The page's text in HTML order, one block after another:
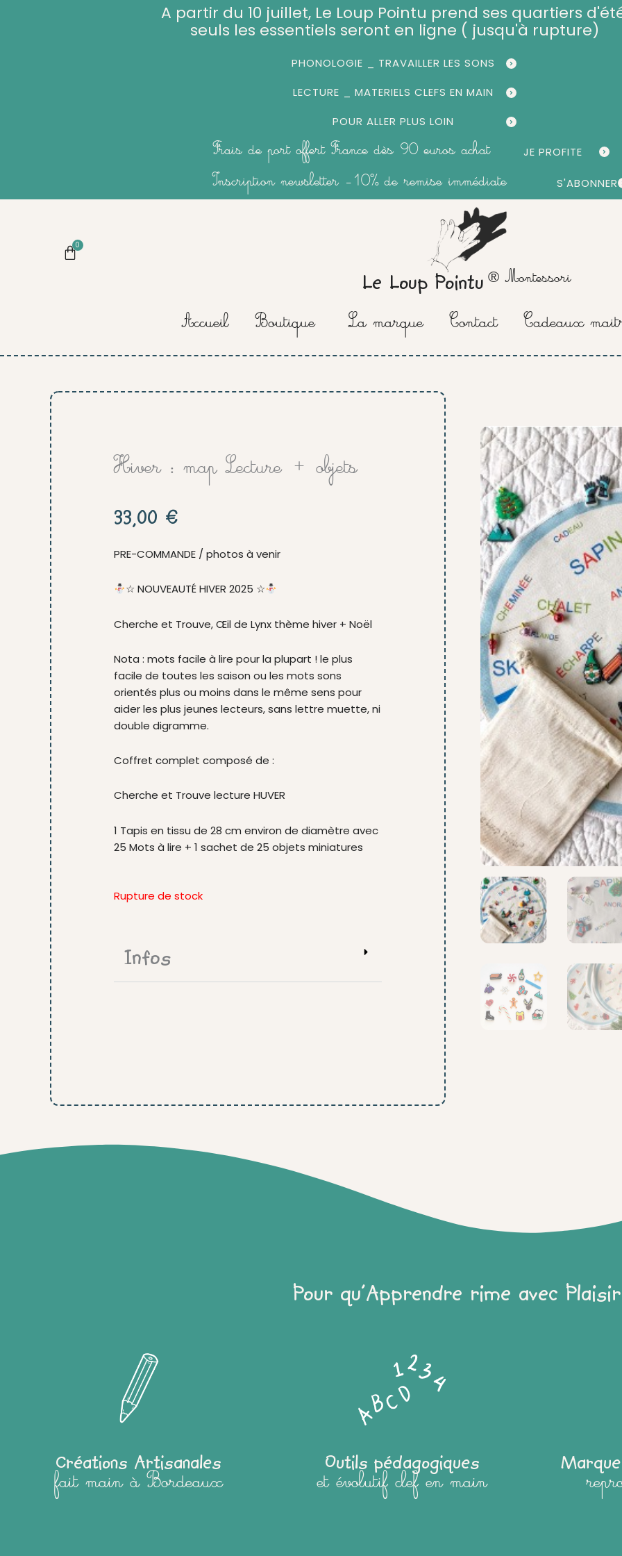
A partir du 10 juillet, Le Loup Pointu prend ses quartiers
seuls les essentiels seront en ligne ( jusqu'à rupture)
PHONOLOGIE _ TRAVAILLER LES SONS
LECTURE _ MATERIELS CLEFS EN MAIN
POUR ALLER PLUS LOIN
Frais de port offert France dès 90 euros achat JE PROFITE
Inscription newsletter -10% de remise immédiate S'ABONNER
0
Panier
Le Loup Pointu ® Montessori
Accueil Boutique La marque Contact Cadeaux
Hiver : map Lecture + objets
33,00 €
PRE-COMMANDE / photos à venir
☆ NOUVEAUTÉ HIVER 2025 ☆
Cherche et Trouve, Œil de Lynx thème hiver + Noël
Nota : mots facile à lire pour la plupart ! le plus
facile de toutes les saison ou les mots sons
orientés plus ou moins dans le même sens pour
aider les plus jeunes lecteurs, sans lettre muette, ni
double digramme.
Coffret complet composé de :
Cherche et Trouve lecture HUVER
1 Tapis en tissu de 28 cm environ de diamètre avec
25 Mots à lire + 1 sachet de 25 objets miniatures
Rupture de stock
Infos
Pour qu'Apprendre rime avec
Créations Artisanales
fait main à Bordeaux
Outils pédagogiques
et évolutif clef en main